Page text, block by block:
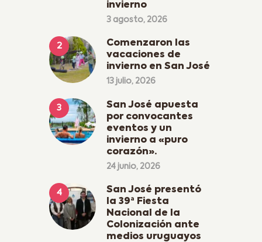
invierno
3 agosto, 2026
Comenzaron las
vacaciones de
invierno en San José
13 julio, 2026
San José apuesta
por convocantes
eventos y un
invierno a «puro
corazón».
24 junio, 2026
San José presentó
la 39ª Fiesta
Nacional de la
Colonización ante
medios uruguayos